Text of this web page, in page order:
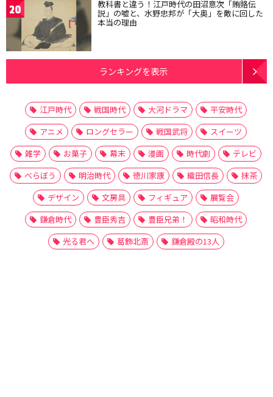
20 教科書と違う！江戸時代の田沼意次「賄賂伝
説」の嘘と、水野忠邦が「大奥」を敵に回した
本当の理由
ランキングを表示
江戸時代 戦国時代 大河ドラマ
平安時代
アニメ
ロングセラー 戦国武将
スイーツ
雑学
お菓子 幕末 漫画 時代劇
テレビ
べらぼう
明治時代 徳川家康 織田信長
抹茶
デザイン
文房具 フィギュア
展覧会
鎌倉時代
豊臣秀吉 豊臣兄弟！
昭和時代
光る君へ
葛飾北斎 鎌倉殿の13人